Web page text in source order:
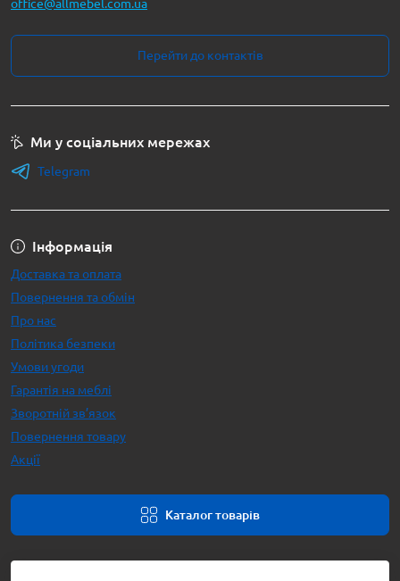
office@allmebel.com.ua
Перейти до контактів
Інформація
Доставка та оплата
Повернення та обмін
Про нас
Політика безпеки
Умови угоди
Гарантія на меблі
Зворотній зв’язок
Повернення товару
Акції
Каталог товарів
Ми у соціальних мережах
Telegram